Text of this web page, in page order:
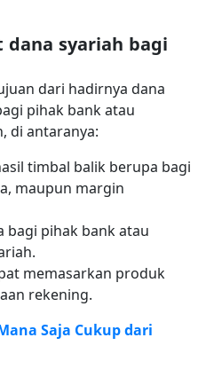
syariah bagi
dari hadirnya dana
pihak bank atau
di antaranya:
timbal balik berupa bagi
maupun margin
bagi pihak bank atau
memasarkan produk
rekening.
Saja Cukup dari